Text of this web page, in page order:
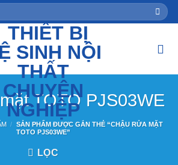
TOTO PJS03WE
/ SẢN PHẨM ĐƯỢC GẮN THẺ “CHẬU RỬA MẶT
TOTO PJS03WE”
LỌC